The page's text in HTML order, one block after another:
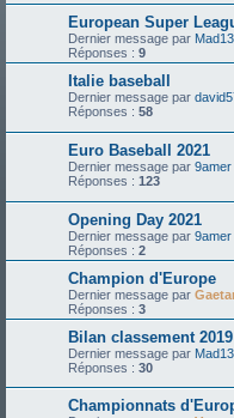
European Super
Dernier message par Mad13
Réponses : 9
Italie baseball
Dernier message par
Réponses : 58
Euro Baseball 2021
Dernier message par 9amer
Réponses : 123
Opening Day 2021
Dernier message par 9amer
Réponses : 2
Champion d'Europe
Dernier message par
Réponses : 3
Bilan classement 2019
Dernier message par Mad13
Réponses : 30
Championnats